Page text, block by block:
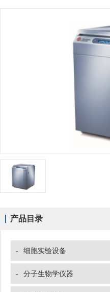
产品目录
- 细胞实验设备
- 分子生物学仪器